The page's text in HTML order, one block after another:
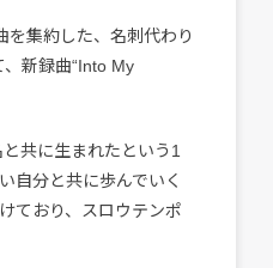
を集約した、名刺代わり
新録曲“Into My
共に生まれたという1
自分と共に歩んでいく
ており、スロウテンポ